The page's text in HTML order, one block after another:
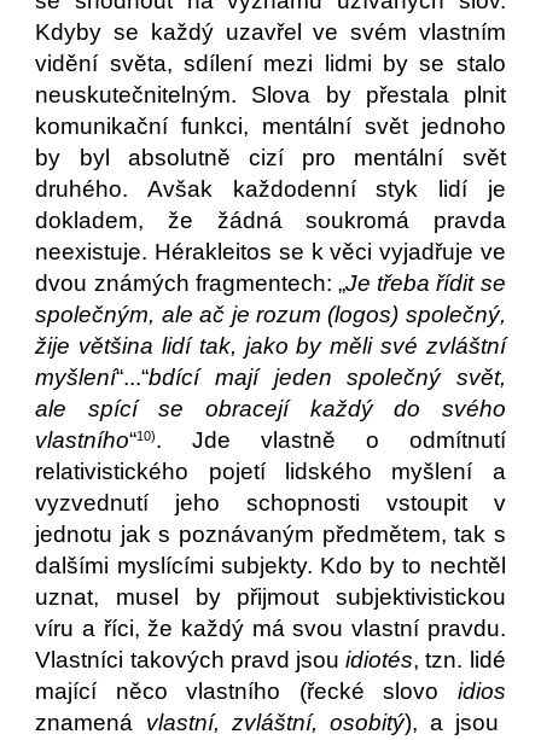
Kdyby se každý uzavřel ve svém vlastním
vidění světa, sdílení mezi lidmi by se stalo
neuskutečnitelným. Slova by přestala plnit
komunikační funkci, mentální svět jednoho
by byl absolutně cizí pro mentální svět
druhého. Avšak každodenní styk lidí je
dokladem, že žádná soukromá pravda
neexistuje. Hérakleitos se k věci vyjadřuje ve
dvou známých fragmentech: „Je třeba řídit se
společným, ale ač je rozum (logos) společný,
žije většina lidí tak, jako by měli své zvláštní
myšlení“...“bdící mají jeden společný svět,
ale spící se obracejí každý do svého
vlastního“10). Jde vlastně o odmítnutí
relativistického pojetí lidského myšlení a
vyzvednutí jeho schopnosti vstoupit v
jednotu jak s poznávaným předmětem, tak s
dalšími myslícími subjekty. Kdo by to nechtěl
uznat, musel by přijmout subjektivistickou
víru a říci, že každý má svou vlastní pravdu.
Vlastníci takových pravd jsouidiotés, tzn. lidé
mající něco vlastního (řecké slovo idios
znamená vlastní, zvláštní, osobitý), a jsou